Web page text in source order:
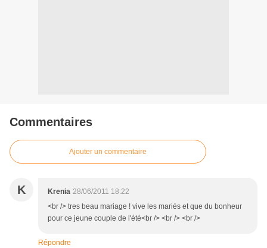
Commentaires
Ajouter un commentaire
K Krenia 28/06/2011 18:22
<br /> tres beau mariage ! vive les mariés et que du bonheur
pour ce jeune couple de l'été<br /> <br /> <br />
Répondre